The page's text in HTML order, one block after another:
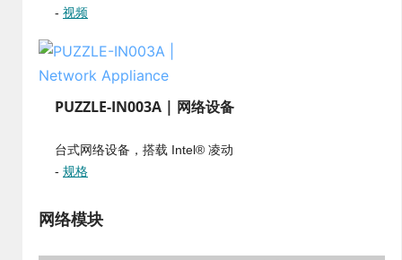
- 视频
PUZZLE-IN003A | 网络设备
台式网络设备，搭载 Intel® 凌动
- 规格
网络模块